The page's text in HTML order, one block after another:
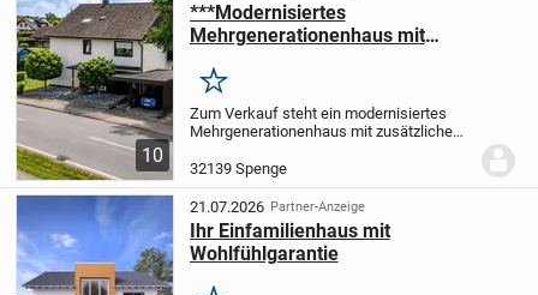
10
***Modernisiertes
Mehrgenerationenhaus mit
Bauvorbescheid***
Merken
Zum Verkauf steht ein modernisiertes
Mehrgenerationenhaus mit zusätzlichem
Aschen.Die Immobilie wird derzeit in
mehrere voneinander getrennte
Wohneinheiten bzw....
32139 Spenge
21.07.2026 Partner-Anzeige
Ihr Einfamilienhaus mit
Wohlfühlgarantie